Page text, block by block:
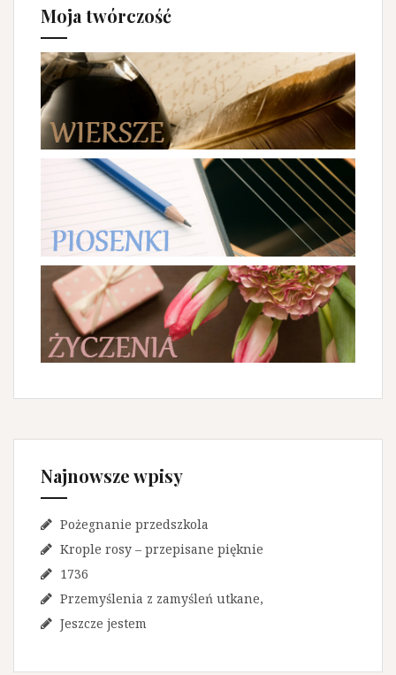
Moja twórczość
Najnowsze wpisy
Pożegnanie przedszkola
Krople rosy – przepisane pięknie
1736
Przemyślenia z zamyśleń utkane,
Jeszcze jestem